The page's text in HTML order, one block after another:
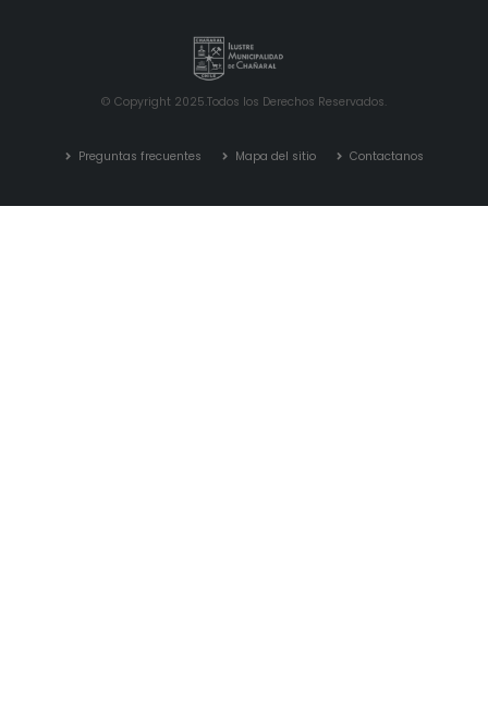
© Copyright 2025.Todos los Derechos Reservados.
Preguntas frecuentes Mapa del sitio Contactanos